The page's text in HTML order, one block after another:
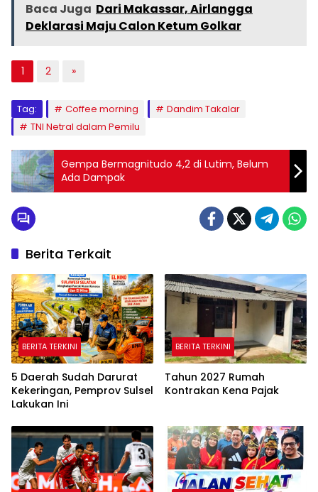
Baca Juga Dari Makassar, Airlangga
Deklarasi Maju Calon Ketum Golkar
1 2 »
Tag: Coffee morning
Dandim Takalar
TNI Netral dalam Pemilu
Gempa Bermagnitudo 4,2 di Lutim, Belum
Ada Dampak
Berita Terkait
BERITA TERKINI
5 Daerah Sudah Darurat
Kekeringan, Pemprov Sulsel
Lakukan Ini
BERITA TERKINI
Tahun 2027 Rumah
Kontrakan Kena Pajak